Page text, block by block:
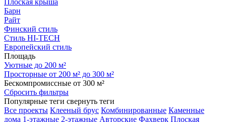
Плоская крыша
Барн
Райт
Финский стиль
Стиль HI-TECH
Европейский стиль
Площадь
Уютные до 200 м²
Просторные от 200 м² до 300 м²
Бескомпромиссные от 300 м²
Сбросить фильтры
Популярные теги свернуть теги
Все проекты Клееный брус Комбинированные Каменные
дома 1-этажные 2-этажные Авторские Фахверк Плоская